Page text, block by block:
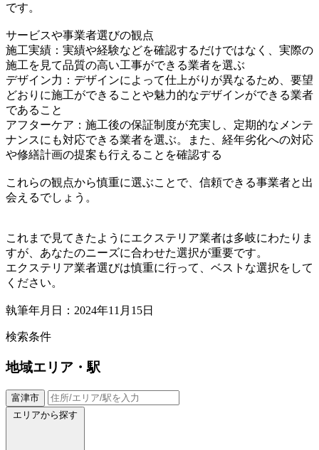
です。
サービスや事業者選びの観点
施工実績：実績や経験などを確認するだけではなく、実際の
施工を見て品質の高い工事ができる業者を選ぶ
デザイン力：デザインによって仕上がりが異なるため、要望
どおりに施工ができることや魅力的なデザインができる業者
であること
アフターケア：施工後の保証制度が充実し、定期的なメンテ
ナンスにも対応できる業者を選ぶ。また、経年劣化への対応
や修繕計画の提案も行えることを確認する
これらの観点から慎重に選ぶことで、信頼できる事業者と出
会えるでしょう。
これまで見てきたようにエクステリア業者は多岐にわたりま
すが、あなたのニーズに合わせた選択が重要です。
エクステリア業者選びは慎重に行って、ベストな選択をして
ください。
執筆年月日：2024年11月15日
検索条件
地域エリア・駅
富津市
エリアから探す